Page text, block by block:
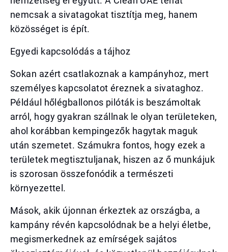
nemcsak a sivatagokat tisztítja meg, hanem
közösséget is épít.
Egyedi kapcsolódás a tájhoz
Sokan azért csatlakoznak a kampányhoz, mert
személyes kapcsolatot éreznek a sivataghoz.
Például hőlégballonos pilóták is beszámoltak
arról, hogy gyakran szállnak le olyan területeken,
ahol korábban kempingezők hagytak maguk
után szemetet. Számukra fontos, hogy ezek a
területek megtisztuljanak, hiszen az ő munkájuk
is szorosan összefonódik a természeti
környezettel.
Mások, akik újonnan érkeztek az országba, a
kampány révén kapcsolódnak be a helyi életbe,
megismerkednek az emírségek sajátos